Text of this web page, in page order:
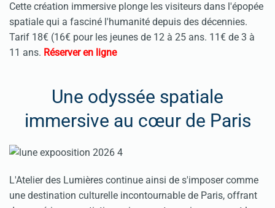
Cette création immersive plonge les visiteurs dans l'épopée
spatiale qui a fasciné l'humanité depuis des décennies.
Tarif 18€ (16€ pour les jeunes de 12 à 25 ans. 11€ de 3 à
11 ans. Réserver en ligne
Une odyssée spatiale
immersive au cœur de Paris
L'Atelier des Lumières continue ainsi de s'imposer comme
une destination culturelle incontournable de Paris, offrant